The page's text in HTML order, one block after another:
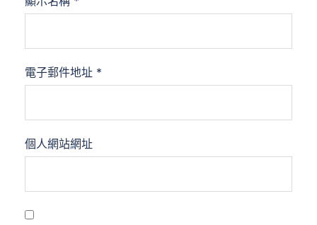
電子郵件地址 *
個人網站網址